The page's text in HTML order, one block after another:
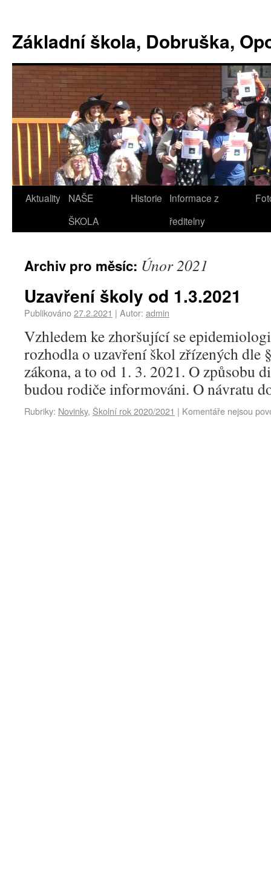
Základní škola, Dobruška,
Aktuality
NAŠE
ŠKOLA
Historie
Informace z
ředitelny
Archiv pro měsíc: Únor 2021
Uzavření školy od 1.3.2021
Publikováno27.2.2021 | Autor: admin
Vzhledem ke zhoršující se
rozhodla o uzavření škol zřízených dle
zákona, a to od 1. 3. 2021. O způsobu
budou rodiče informováni. O návratu
Rubriky: Novinky, Školní rok 2020/2021 | Komentáře nejsou